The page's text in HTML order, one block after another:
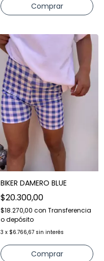
Comprar
BIKER DAMERO BLUE
$20.300,00
$18.270,00 con Transferencia
o depósito
3 x $6.766,67 sin interés
Comprar